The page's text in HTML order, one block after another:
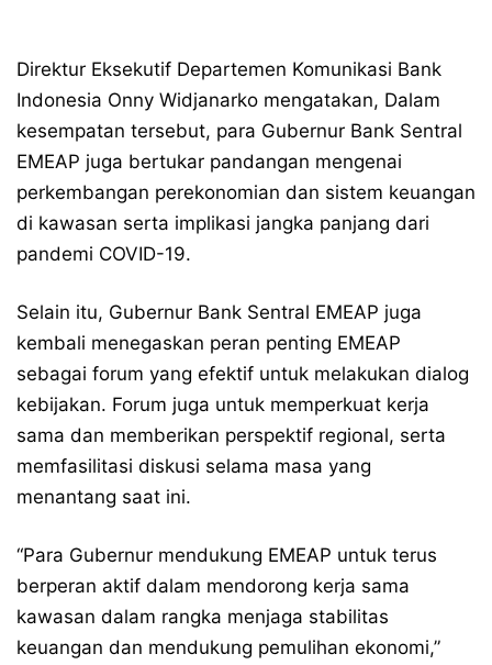
Direktur Eksekutif Departemen Komunikasi Bank
Indonesia Onny Widjanarko mengatakan, Dalam
kesempatan tersebut, para Gubernur Bank Sentral
EMEAP juga bertukar pandangan mengenai
perkembangan perekonomian dan sistem keuangan
di kawasan serta implikasi jangka panjang dari
pandemi COVID-19.
Selain itu, Gubernur Bank Sentral EMEAP juga
kembali menegaskan peran penting EMEAP
sebagai forum yang efektif untuk melakukan dialog
kebijakan. Forum juga untuk memperkuat kerja
sama dan memberikan perspektif regional, serta
memfasilitasi diskusi selama masa yang
menantang saat ini.
“Para Gubernur mendukung EMEAP untuk terus
berperan aktif dalam mendorong kerja sama
kawasan dalam rangka menjaga stabilitas
keuangan dan mendukung pemulihan ekonomi,”